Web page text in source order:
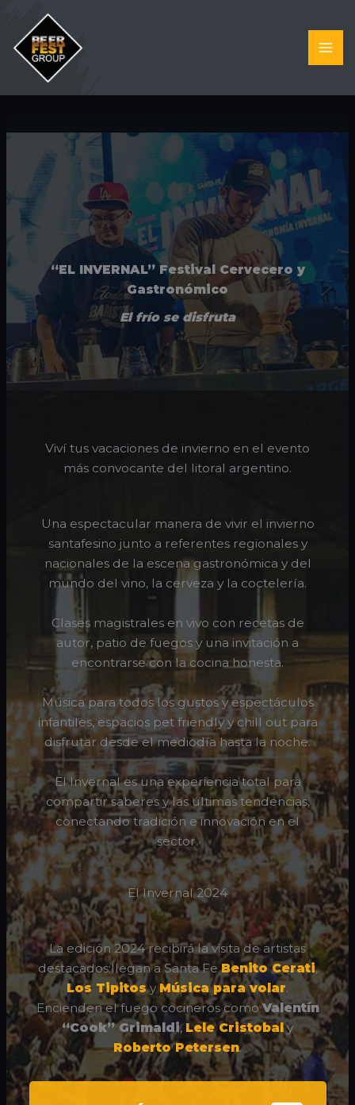
contenido
“EL INVERNAL” Festival Cervecero y
Gastronómico
El frío se disfruta
Viví tus vacaciones de invierno en el evento
más convocante del litoral argentino.
Una espectacular manera de vivir el invierno
santafesino junto a referentes regionales y
nacionales de la escena gastronómica y del
mundo del vino, la cerveza y la coctelería.
Clases magistrales en vivo con recetas de
autor, patio de fuegos y una invitación a
encontrarse con la cocina honesta.
Música para todos los gustos y espectáculos
infantiles, espacios pet friendly y chill out para
disfrutar desde el mediodía hasta la noche.
El Invernal es una experiencia total para
compartir saberes y las últimas tendencias,
conectando tradición e innovación en el
sector.
El Invernal 2024
La edición 2024 recibirá la visita de artistas
destacados:llegan a Santa FeBenito Cerati,
Los Tipitosy Música para volar.
Encienden el fuego cocineros comoValentín
“Cook” Grimaldi, Lele Cristobaly
Roberto Petersen.